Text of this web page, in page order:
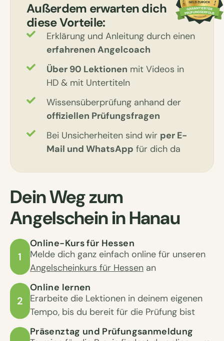
Außerdem erwarten dich
diese Vorteile:
Erklärung und Anleitung durch einen
erfahrenen Angelcoach
Über 90 Lektionen mit Videos in
HD & mit Untertiteln
Wissensüberprüfung anhand der
offiziellen Prüfungsfragen
Bei Unsicherheiten sind wir per E-
Mail und WhatsApp für dich da
Dein Weg zum
Angelschein in Hanau
1
Online-Kurs für Hessen
Melde dich ganz einfach online für unseren
Angelscheinkurs für Hessen an
2
Online lernen
Erarbeite die Lektionen in deinem eigenen
Tempo, bis du bereit für die Prüfung bist
Präsenztag und Prüfungsanmeldung